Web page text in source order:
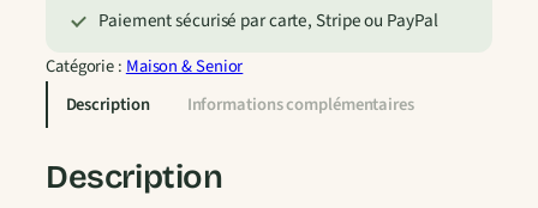
e
h
u
Paiement sécurisé par carte, Stripe ou PayPal
Catégorie :Maison & Senior
Description
Informations complémentaires
Description